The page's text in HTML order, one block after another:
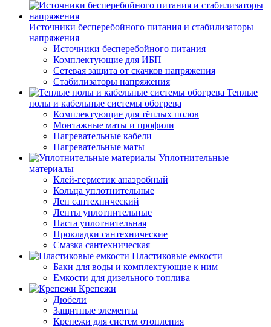
Источники бесперебойного питания и стабилизаторы
напряжения
Источники бесперебойного питания
Комплектующие для ИБП
Сетевая защита от скачков напряжения
Стабилизаторы напряжения
Теплые
полы и кабельные системы обогрева
Комплектующие для тёплых полов
Монтажные маты и профили
Нагревательные кабели
Нагревательные маты
Уплотнительные
материалы
Клей-герметик анаэробный
Кольца уплотнительные
Лен сантехнический
Ленты уплотнительные
Паста уплотнительная
Прокладки сантехнические
Смазка сантехническая
Пластиковые емкости
Баки для воды и комплектующие к ним
Емкости для дизельного топлива
Крепежи
Дюбели
Защитные элементы
Крепежи для систем отопления